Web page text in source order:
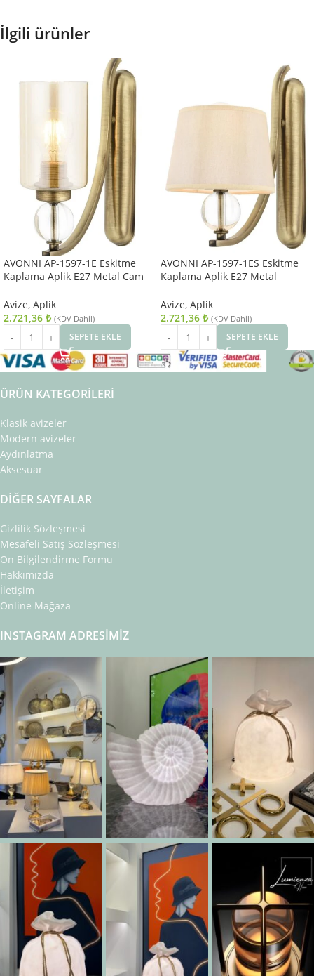
İlgili ürünler
AVONNI AP-1597-1E Eskitme
Kaplama Aplik E27 Metal Cam
Avize, Aplik
2.721,36 ₺ (KDV Dahil)
SEPETE EKLE
AVONNI AP-1597-1ES Eskitme
Kaplama Aplik E27 Metal
Avize, Aplik
2.721,36 ₺ (KDV Dahil)
SEPETE EKLE
ÜRÜN KATEGORILERI
Klasik avizeler
Modern avizeler
Aydınlatma
Aksesuar
DIĞER SAYFALAR
Gizlilik Sözleşmesi
Mesafeli Satış Sözleşmesi
Ön Bilgilendirme Formu
Hakkımızda
İletişim
Online Mağaza
INSTAGRAM ADRESIMIZ